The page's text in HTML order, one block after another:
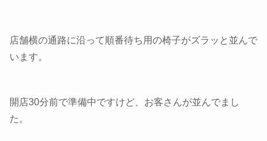
店舗横の通路に沿って順番待ち用の椅子がズラッと並んで
います。
開店30分前で準備中ですけど、お客さんが並んでまし
た。